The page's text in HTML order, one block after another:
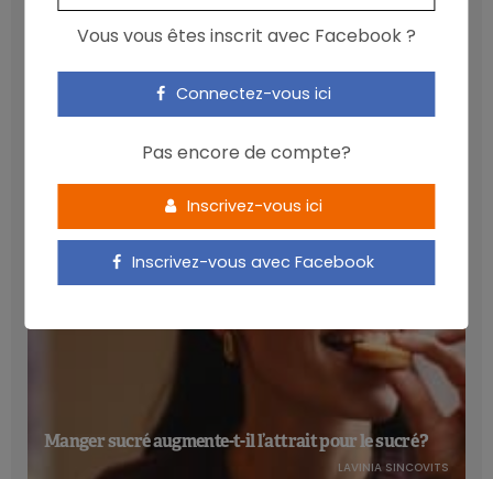
spécialisés, mais payants. L’anses a mené le travail
adapté les mentions et restrictions existantes pour les
l’ensemble des précautions d’emploi,recommandations
patients qui utilisent des compléments alimentaires à base
Les anthocyanines bénéfiques pour la santé
cardiométabolique
Manger sucré augmente-t-il l’attrait pour le sucré ?
LAVINIA SINCOVITS
Vous vous êtes inscrit avec Facebook ?
Connectez-vous ici
Pas encore de compte?
Inscrivez-vous ici
Inscrivez-vous avec Facebook